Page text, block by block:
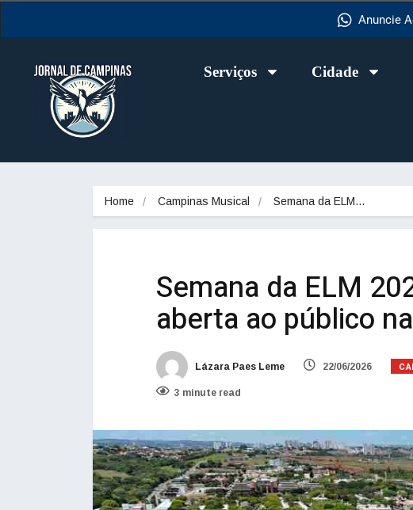
Anuncie
Serviços Cidade
Home Campinas Musical Semana da ELM…
Semana da ELM
aberta ao público
Lázara Paes Leme 22/06/2026
3 minute read